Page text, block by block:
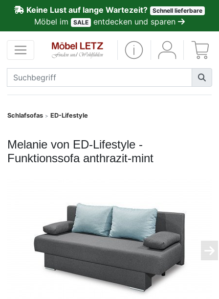
Keine Lust auf lange Wartezeit? Schnell lieferbare
Möbel im SALE entdecken und sparen
Schlafsofas > ED-Lifestyle
Melanie von ED-Lifestyle -
Funktionssofa anthrazit-mint
Kundenmeinungen
Anmelden
PREMIUM
Schnell
SALE
Konfigurator
0%
Finanzierung